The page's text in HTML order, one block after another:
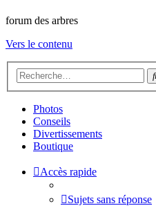
forum des arbres
Vers le contenu
Photos
Conseils
Divertissements
Boutique
Accès rapide
Sujets sans réponse